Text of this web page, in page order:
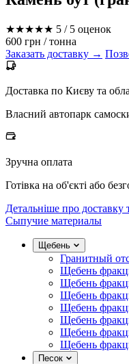
★★★★★ 5 / 5 оценок
600 грн / тонна
Заказать доставку →
Доставка по Києву та
Власний автопарк
Зручна оплата
Готівка на об'єкті або
Детальніше про доставку
Сыпучие материалы
Щебень
Гранитный
Щебень
Щебень
Щебень
Щебень
Щебень
Щебень
Щебень
Песок